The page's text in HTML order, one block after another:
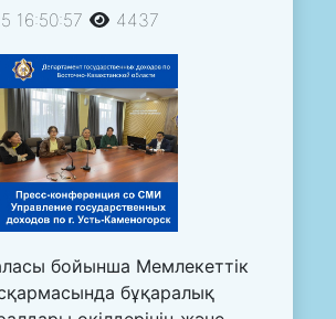
16:50:57 4437
бойынша Мемлекеттік
бұқаралық